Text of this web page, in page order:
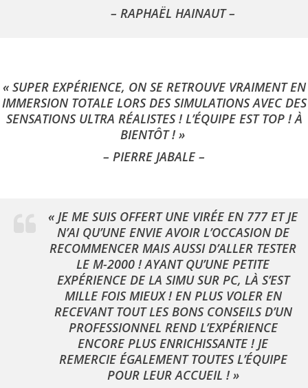
– RAPHAËL HAINAUT –
« SUPER EXPÉRIENCE, ON SE RETROUVE VRAIMENT EN
IMMERSION TOTALE LORS DES SIMULATIONS AVEC DES
SENSATIONS ULTRA RÉALISTES ! L’ÉQUIPE EST TOP ! À
BIENTÔT ! »
– PIERRE JABALE –
« JE ME SUIS OFFERT UNE VIRÉE EN 777 ET JE
N’AI QU’UNE ENVIE AVOIR L’OCCASION DE
RECOMMENCER MAIS AUSSI D’ALLER TESTER
LE M-2000 ! AYANT QU’UNE PETITE
EXPÉRIENCE DE LA SIMU SUR PC, LÀ S’EST
MILLE FOIS MIEUX ! EN PLUS VOLER EN
RECEVANT TOUT LES BONS CONSEILS D’UN
PROFESSIONNEL REND L’EXPÉRIENCE
ENCORE PLUS ENRICHISSANTE !JE
REMERCIE ÉGALEMENT TOUTES L’ÉQUIPE
POUR LEUR ACCUEIL ! »